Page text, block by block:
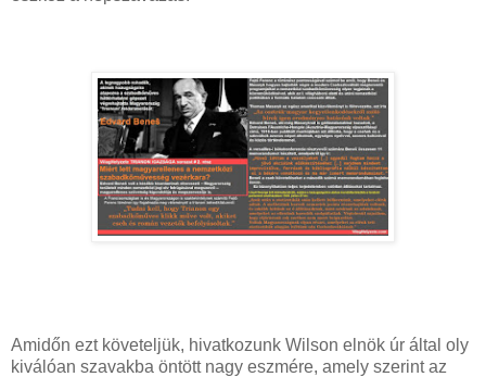
Amidőn ezt követeljük, hivatkozunk Wilson elnök úr által oly
kiválóan szavakba öntött nagy eszmére, amely szerint az